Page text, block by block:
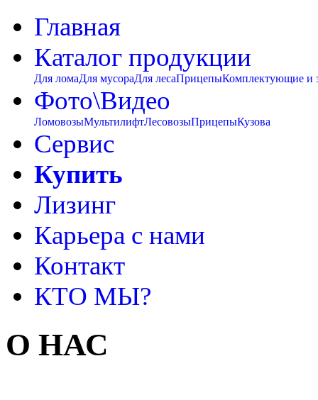
Главная
Каталог продукции
Для ломаДля мусораДля лесаПрицепыКомплектующие и
Фото\Видео
ЛомовозыМультилифтЛесовозыПрицепыКузова
Сервис
Купить
Лизинг
Карьера с нами
Контакт
КТО МЫ?
О НАС